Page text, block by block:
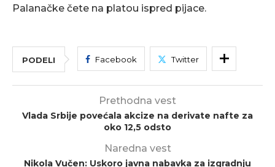
Palanačke čete na platou ispred pijace.
PODELI Facebook Twitter
Prethodna vest
Vlada Srbije povećala akcize na derivate nafte za
oko 12,5 odsto
Naredna vest
Nikola Vučen: Uskoro javna nabavka za izgradnju